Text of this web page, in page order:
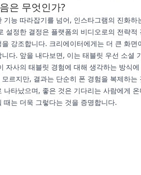
은 무엇인가?
기능 따라잡기를 넘어, 인스타그램의 진화하
설정한 결정은 플랫폼의 비디오로의 전략적
강조합니다. 크리에이터에게는 더 큰 화면
다. 앞을 내다보면, 이는 태블릿 우선 소셜
자사의 태블릿 경험에 대해 생각하는 방식
모르지만, 결과는 단순히 폰 경험을 복제하
나타났으며, 좋은 것은 기다리는 사람에게
때는 더욱 그렇다는 것을 증명합니다.